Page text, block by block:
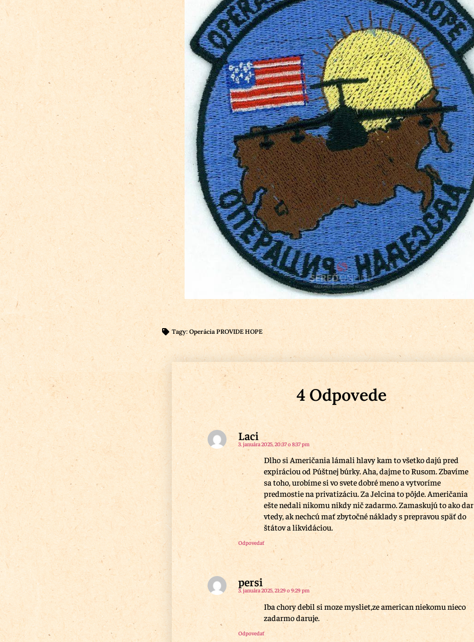
Tagy: Operácia PROVIDE HOPE
4 Odpovede
Laci
3. januára 2025, 20:37 o 8:37 pm
Dlho si Američania lámali hlavy kam to všetko dajú pred
expiráciou od Púštnej búrky. Aha, dajme to Rusom. Zbavíme
sa toho, urobíme si vo svete dobré meno a vytvoríme
predmostie na privatizáciu. Za Jelcina to pôjde. Američania
ešte nedali nikomu nikdy nič zadarmo. Zamaskujú to ako dar
vtedy, ak nechcú mať zbytočné náklady s prepravou späť do
štátov a likvidáciou.
Odpovedať
persi
3. januára 2025, 21:29 o 9:29 pm
Iba chory debil si moze mysliet,ze american niekomu nieco
zadarmo daruje.
Odpovedať